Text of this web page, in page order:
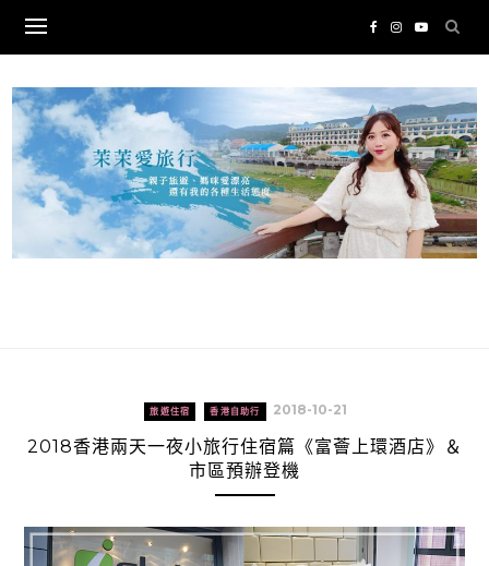
content
旅遊住宿 香港自助行 2018-10-21
2018香港兩天一夜小旅行住宿篇《富薈上環酒店》＆
市區預辦登機